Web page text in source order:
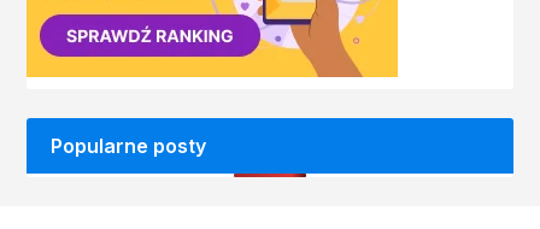
Popularne posty